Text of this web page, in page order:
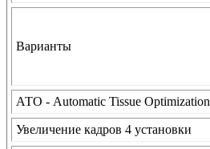
Варианты
АТО - Automatic Tissue Optimization
Увеличение кадров 4 установки